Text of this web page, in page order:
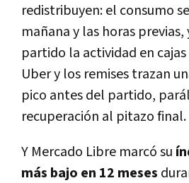
redistribuyen: el consumo
mañana y las horas
partido la actividad en
Uber y los remises trazan
pico antes del partido,
recuperación al pitazo final.
Y Mercado Libre marcó su
más bajo en 12 meses